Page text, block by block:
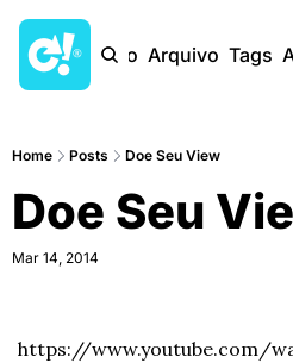
Início Arquivo Tags
Home Posts Doe Seu View
Doe Seu
Mar 14, 2014
https://www.youtube.com/